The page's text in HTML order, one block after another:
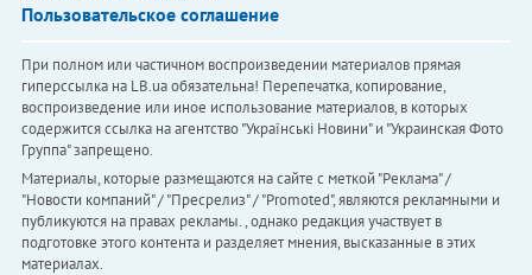
Пользовательское соглашение
При полном или частичном воспроизведении материалов прямая
гиперссылка на LB.ua обязательна! Перепечатка, копирование,
воспроизведение или иное использование материалов, в которых
содержится ссылка на агентство "Українськi Новини" и "Украинская Фото
Группа" запрещено.
Материалы, которые размещаются на сайте с меткой "Реклама" /
"Новости компаний" / "Пресрелиз" / "Promoted", являются рекламными и
публикуются на правах рекламы. , однако редакция участвует в
подготовке этого контента и разделяет мнения, высказанные в этих
материалах.